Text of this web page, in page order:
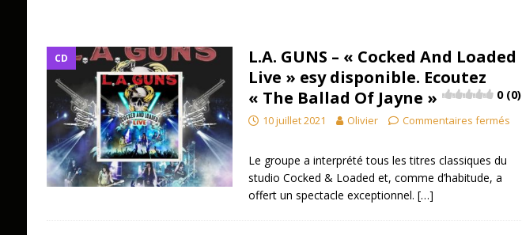
CD
L.A. GUNS – « Cocked And Loaded
Live » esy disponible. Ecoutez
« The Ballad Of Jayne »
0 (0)
10 juillet 2021 Olivier Commentaires fermés
Le groupe a interprété tous les titres classiques du
studio Cocked & Loaded et, comme d’habitude, a
offert un spectacle exceptionnel. […]